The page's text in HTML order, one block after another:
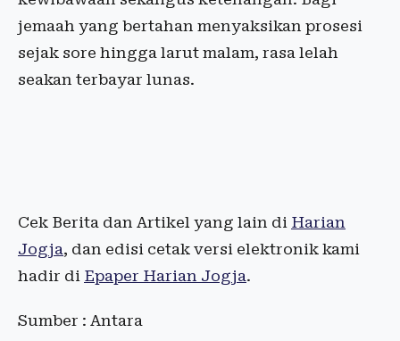
jemaah yang bertahan menyaksikan prosesi
sejak sore hingga larut malam, rasa lelah
seakan terbayar lunas.
Cek Berita dan Artikel yang lain di Harian
Jogja, dan edisi cetak versi elektronik kami
hadir di Epaper Harian Jogja.
Sumber : Antara